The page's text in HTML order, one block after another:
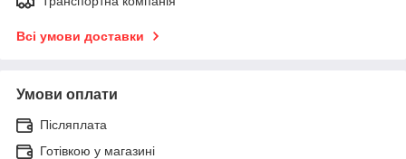
Всі умови доставки
Умови оплати
Післяплата
Готівкою у магазині